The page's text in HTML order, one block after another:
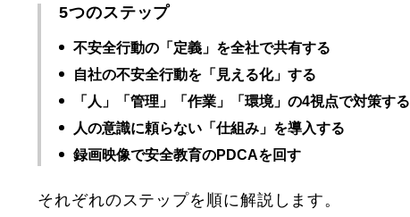
5つのステップ
不安全行動の「定義」を全社で共有する
自社の不安全行動を「見える化」する
「人」「管理」「作業」「環境」の4視点で対策する
人の意識に頼らない「仕組み」を導入する
録画映像で安全教育のPDCAを回す
それぞれのステップを順に解説します。